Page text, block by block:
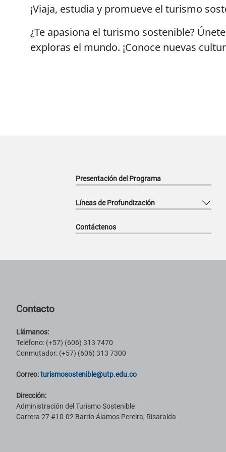
¡Viaja, estudia y promueve el turismo
¿Te apasiona el turismo sostenible?
exploras el mundo. ¡Conoce nuevas
Presentación del Programa
Líneas de Profundización
Contáctenos
Contacto
Llámanos:
Teléfono: (+57) (606) 313 7470
Conmutador: (+57) (606) 313 7300
Correo:turismosostenible@utp.edu.co
Dirección:
Administración del Turismo Sostenible
Carrera 27 #10-02 Barrio Álamos Pereira, Risaralda